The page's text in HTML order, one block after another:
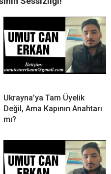
Ukrayna’ya Tam Üyelik
Değil, Ama Kapının Anahtarı
mı?